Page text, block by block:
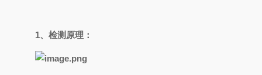
1、检测原理：